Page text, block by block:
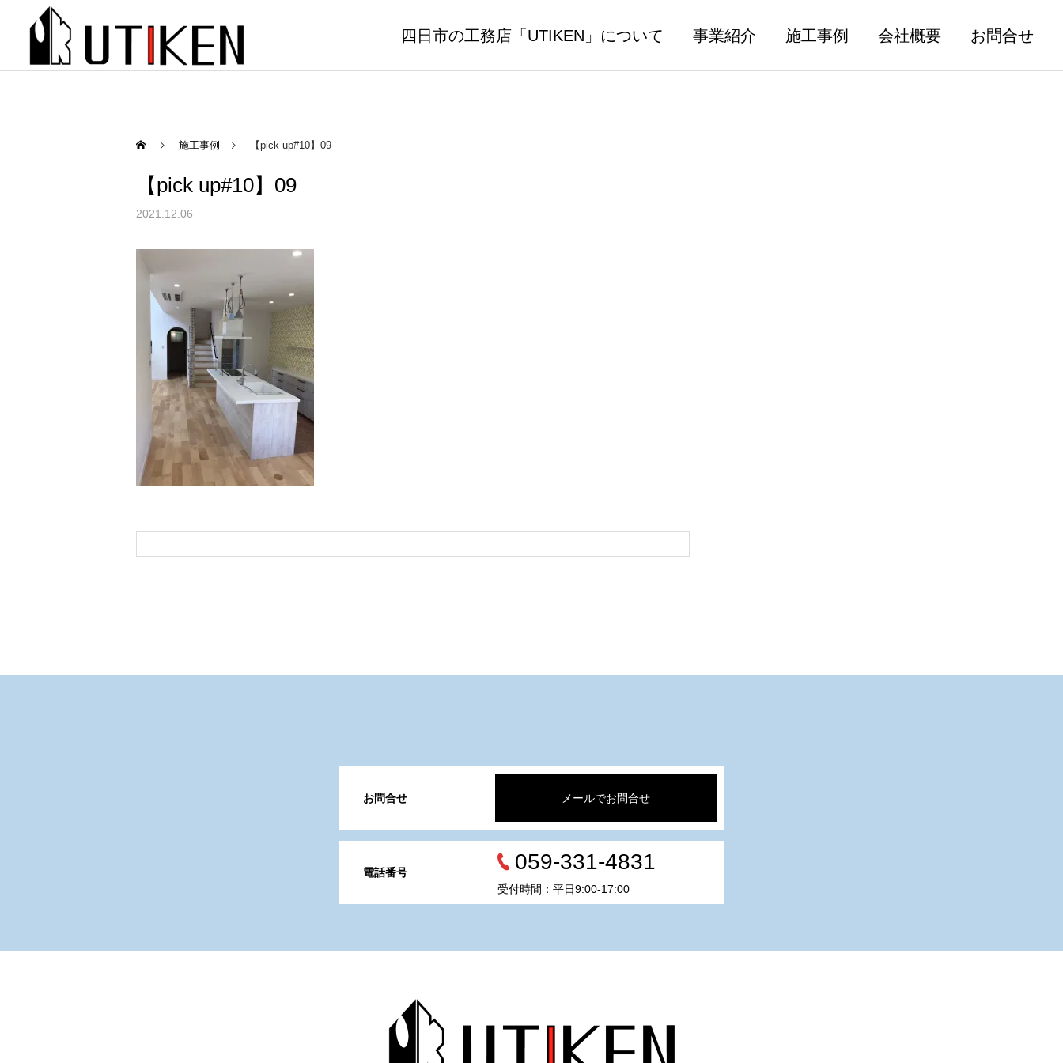
四日市の工務店「UTIKEN」について 事業紹介 施工事例 会社概要 お問合せ
施工事例 【pick up#10】09
【pick up#10】09
2021.12.06
お問合せ メールでお問合せ
電話番号 059-331-4831
受付時間：平日9:00-17:00